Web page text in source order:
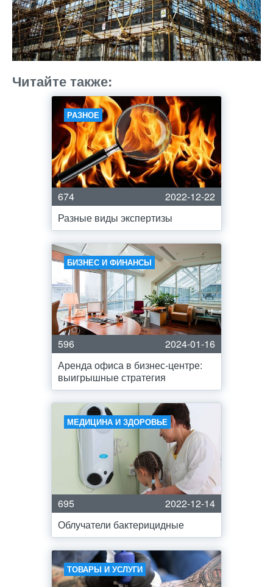
Читайте также:
РАЗНОЕ
674
2022-12-22
Разные виды экспертизы
БИЗНЕС И ФИНАНСЫ
596
2024-01-16
Аренда офиса в бизнес-центре:
выигрышные стратегия
МЕДИЦИНА И ЗДОРОВЬЕ
695
2022-12-14
Облучатели бактерицидные
ТОВАРЫ И УСЛУГИ